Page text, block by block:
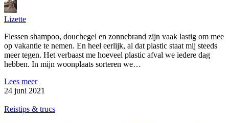
Lizette
Flessen shampoo, douchegel en zonnebrand zijn vaak lastig om mee
op vakantie te nemen. En heel eerlijk, al dat plastic staat mij steeds
meer tegen. Het verbaast me hoeveel plastic afval we iedere dag
hebben. In mijn woonplaats sorteren we…
Lees meer
24 juni 2021
Reistips & trucs